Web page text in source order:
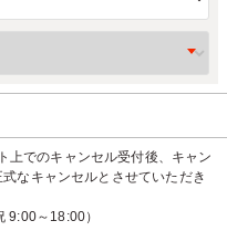
上でのキャンセル受付後、キャン
なキャンセルとさせていただき
9:00～18:00）